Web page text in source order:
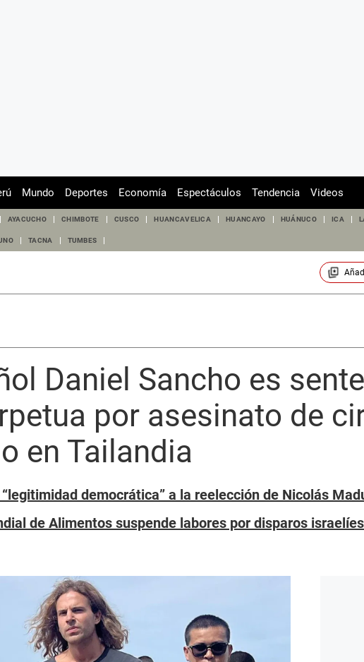
Mundo Deportes Economía Espectáculos Tendencia Videos
AYACUCHO CHIMBOTE CUSCO HUANCAVELICA HUANCAYO HUÁNUCO ICA
TACNA TUMBES
Daniel Sancho es
por asesinato de
en Tailandia
democrática” a la reelección de Nicolás
de Alimentos suspende labores por disparos